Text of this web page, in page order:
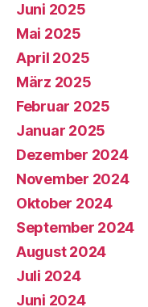
Juni 2025
Mai 2025
April 2025
März 2025
Februar 2025
Januar 2025
Dezember 2024
November 2024
Oktober 2024
September 2024
August 2024
Juli 2024
Juni 2024